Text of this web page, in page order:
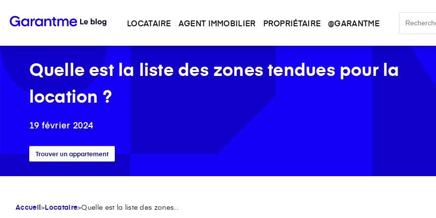
LOCATAIRE AGENT IMMOBILIER PROPRIÉTAIRE @GARANTME
Quelle est la liste des zones tendues pour la
location ?
19 février 2024
Trouver un appartement
Accueil>Locataire>Quelle est la liste des zones...